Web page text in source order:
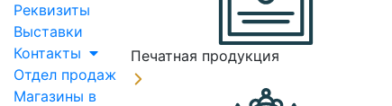
Реквизиты
Выставки
Контакты
Отдел продаж
Магазины в
Печатная продукция